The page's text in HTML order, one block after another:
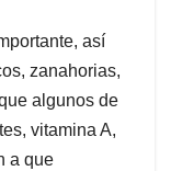
así
zanahorias,
algunos de
vitamina A,
a que